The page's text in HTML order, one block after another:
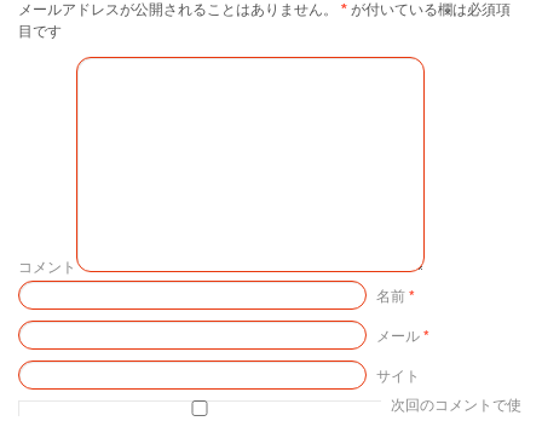
メールアドレスが公開されることはありません。 * が付いている欄は必須項
目です
コメント
名前*
メール*
サイト
次回のコメントで使